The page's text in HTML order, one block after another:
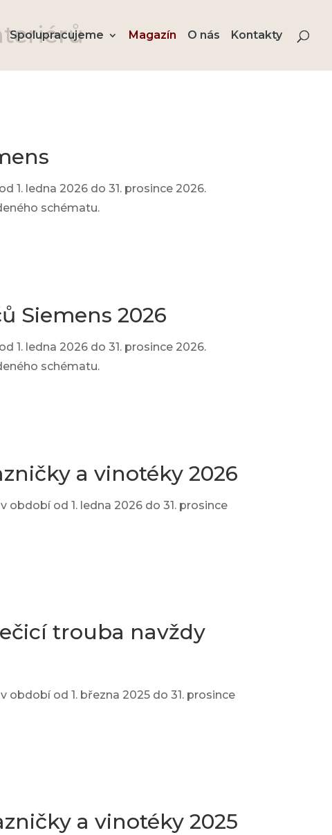
Spolupracujeme Magazín O nás Kontakty
1. ledna 2026 do 31. prosince 2026.
schématu.
Siemens 2026
1. ledna 2026 do 31. prosince 2026.
schématu.
a vinotéky 2026
od 1. ledna 2026 do 31. prosince
trouba navždy
od 1. března 2025 do 31. prosince
a vinotéky 2025